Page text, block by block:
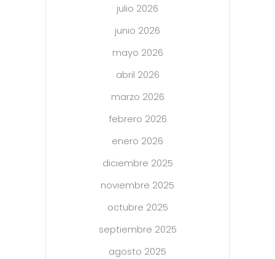
julio 2026
junio 2026
mayo 2026
abril 2026
marzo 2026
febrero 2026
enero 2026
diciembre 2025
noviembre 2025
octubre 2025
septiembre 2025
agosto 2025